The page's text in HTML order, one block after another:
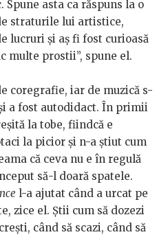
asta ca răspuns la o
straturile lui artistice,
lucruri și aș fi fost curioasă
multe prostii”, spune el.
coregrafie, iar de muzică s-
a fost autodidact. În primii
la tobe, fiindcă e
la picior și n-a știut cum
că ceva nu e în regulă
să-l doară spatele.
l-a ajutat când a urcat pe
zice el. Știi cum să dozezi
când să scazi, când să